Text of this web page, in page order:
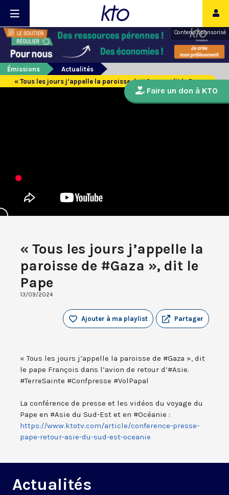
Contenu sponsorisé
Émissions
Actualités
« Tous les jours j’appelle la paroisse de #Gaza », dit le Pape
« Tous les jours j’appelle la
paroisse de #Gaza », dit le
Pape
13/09/2024
Partager
Ajouter à ma playlist
« Tous les jours j’appelle la paroisse de #Gaza », dit
le pape François dans l’avion de retour d’#Asie.
#TerreSainte #Confpresse #VolPapal
La conférence de presse et les vidéos du voyage du
Pape en #Asie du Sud-Est et en #Océanie :
https://www.ktotv.com/article/conference-presse-
pape-retour-asie-du-sud-est-oceanie
Actualités
Faire un don à KTO